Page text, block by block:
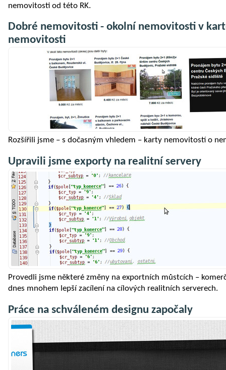
nemovitosti od této RK.
Dobré nemovitosti - okolní nemovitosti v
nemovitosti
Rozšířili jsme – s dočasným vhledem – karty nemovitostí o
Upravili jsme exporty na realitní servery
Provedli jsme některé změny na exportních můstcích –
dnes mnohem lepší zacílení na cílových realitních serverech.
Práce na schváleném designu započaly